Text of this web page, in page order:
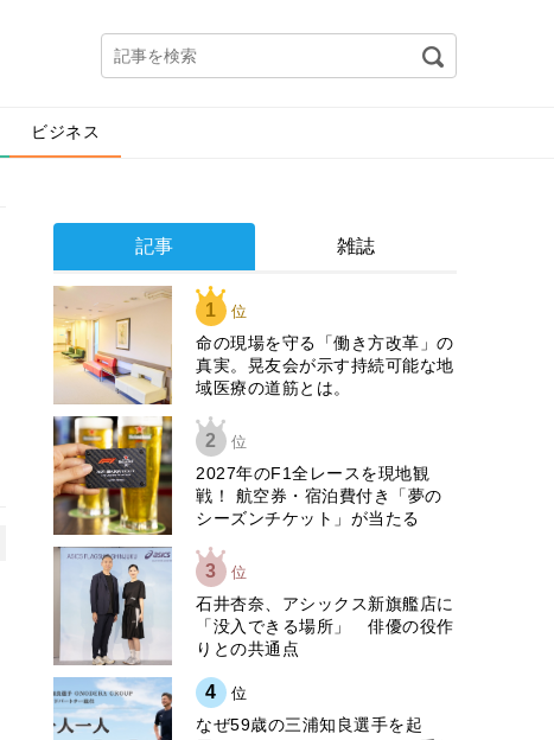
ビジネス
記事 雑誌
1 位
​命の現場を守る「働き方改革」の
真実。晃友会が示す持続可能な地
域医療の道筋とは。
2 位
2027年のF1全レースを現地観
戦！ 航空券・宿泊費付き「夢の
シーズンチケット」が当たる
3 位
石井杏奈、アシックス新旗艦店に
「没入できる場所」 俳優の役作
りとの共通点
4 位
なぜ59歳の三浦知良選手を起